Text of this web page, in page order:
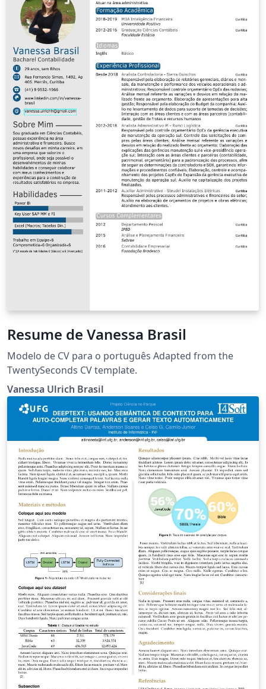
recebe contribuições em português e inglês. A Revista
CONEXÕES - CIÊNCIA E TECNOLOGIA é indexada nas
seguintes bases: Sistema eletrônico de editoração de
revistas do IBICT (SEER) e no LATINDEX –
http://www.latindex.unam.mx ISSN 1982-176X (versão
impressa) ISSN 2176-0144 (versão on-line)
Resume de Vanessa Brasil
Modelo de CV para o português Adapted from the
TwentySeconds CV template.
Vanessa Ulrich Brasil